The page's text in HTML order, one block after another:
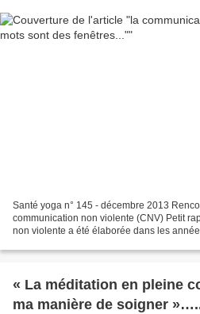
Santé yoga n° 145 - décembre 2013
communication non violente (CNV) Petit
non violente a été élaborée dans les
« La méditation en pleine
ma manière de soigner